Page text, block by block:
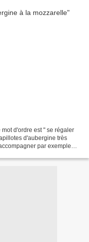
d'ordre est " se régaler
d'aubergine très
par exemple